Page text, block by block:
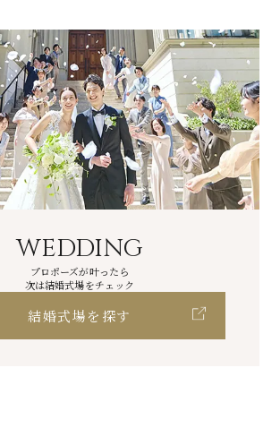
WEDDING
プロポーズが叶ったら
次は結婚式場をチェック
結婚式場を探す